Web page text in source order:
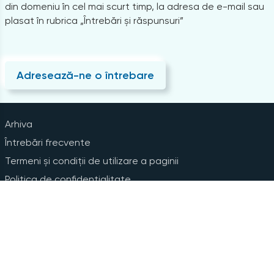
din domeniu în cel mai scurt timp, la adresa de e-mail sau
plasat în rubrica „Întrebări și răspunsuri”
Adresează-ne o întrebare
Arhiva
Întrebări frecvente
Termeni și condiții de utilizare a paginii
Politica de confidențialitate